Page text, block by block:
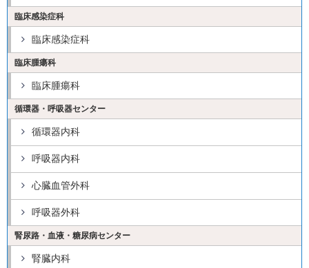
臨床感染症科
臨床感染症科
臨床腫瘍科
臨床腫瘍科
循環器・呼吸器センター
循環器内科
呼吸器内科
心臓血管外科
呼吸器外科
腎尿路・血液・糖尿病センター
腎臓内科